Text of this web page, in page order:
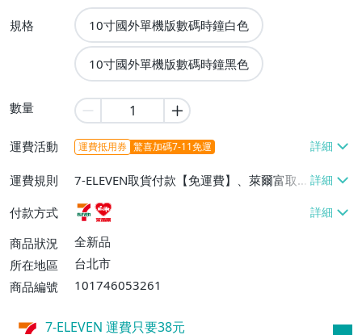
規格 10寸國外單機版數碼時鐘白色
10寸國外單機版數碼時鐘黑色
數量
運費活動 運費抵用券 驚喜加碼7-11免運
運費規則
7-ELEVEN取貨付款【免運費】、萊爾富取
貨付款【免運費】
付款方式
商品狀況
全新品
所在地區
台北市
商品編號
101746053261
7-ELEVEN 運費只要38元